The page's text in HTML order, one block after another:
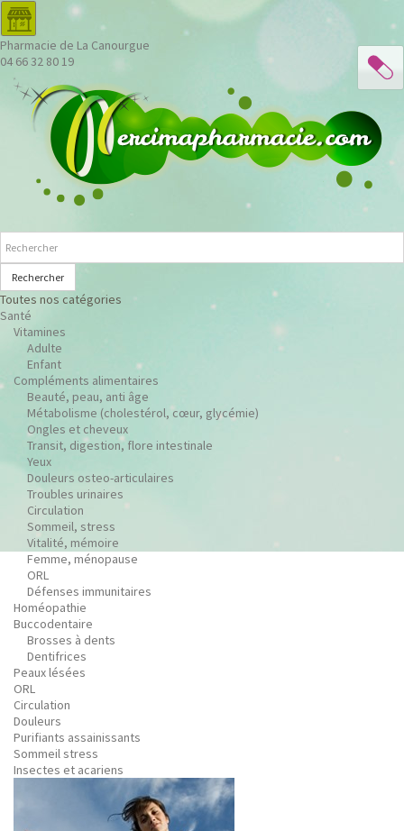
Pharmacie de La Canourgue
04 66 32 80 19
Rechercher
Toutes nos catégories
Santé
Vitamines
Adulte
Enfant
Compléments alimentaires
Beauté, peau, anti âge
Métabolisme (cholestérol, cœur, glycémie)
Ongles et cheveux
Transit, digestion, flore intestinale
Yeux
Douleurs osteo-articulaires
Troubles urinaires
Circulation
Sommeil, stress
Vitalité, mémoire
Femme, ménopause
ORL
Défenses immunitaires
Homéopathie
Buccodentaire
Brosses à dents
Dentifrices
Peaux lésées
ORL
Circulation
Douleurs
Purifiants assainissants
Sommeil stress
Insectes et acariens